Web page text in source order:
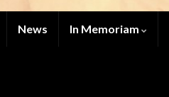
News In Memoriam